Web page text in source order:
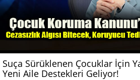
Suça Sürüklenen Çocuklar İçin
Yeni Aile Destekleri Geliyor!